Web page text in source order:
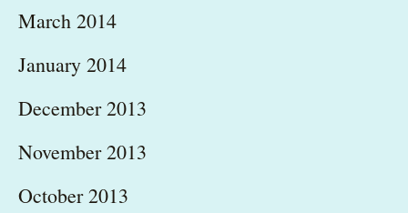
March 2014
January 2014
December 2013
November 2013
October 2013